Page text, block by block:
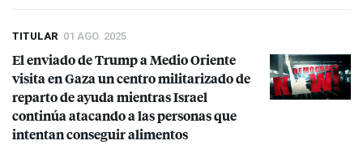
TITULAR 01 AGO. 2025
El enviado de Trump a Medio Oriente
visita en Gaza un centro militarizado de
reparto de ayuda mientras Israel
continúa atacando a las personas que
intentan conseguir alimentos